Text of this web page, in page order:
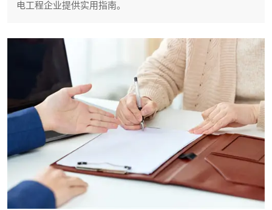
电工程企业提供实用指南。